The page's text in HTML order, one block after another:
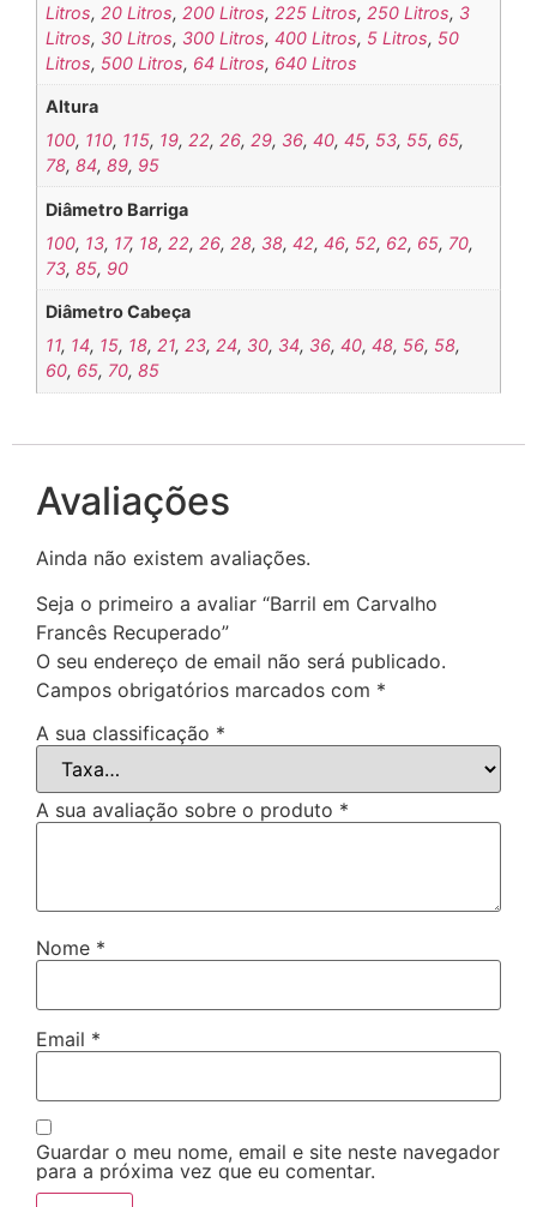
Litros, 20 Litros, 200 Litros, 225 Litros, 250 Litros, 3
Litros, 30 Litros, 300 Litros,400 Litros, 5 Litros, 50
Litros, 500 Litros, 64 Litros, 640 Litros
Altura
100, 110, 115, 19, 22, 26, 29, 36,40,45, 53, 55, 65,
78,84,89, 95
Diâmetro Barriga
100, 13, 17, 18, 22, 26, 28, 38,42,46, 52, 62, 65, 70,
73,85, 90
Diâmetro Cabeça
11, 14, 15, 18,21,23,24, 30, 34, 36,40,48, 56, 58,
60, 65, 70,85
Avaliações
Ainda não existem avaliações.
Seja o primeiro a avaliar “Barril em Carvalho
Francês Recuperado”
O seu endereço de email não será publicado.
Campos obrigatórios marcados com *
A sua classificação *
A sua avaliação sobre o produto *
Nome *
Email *
Guardar o meu nome, email e site neste navegador
para a próxima vez que eu comentar.